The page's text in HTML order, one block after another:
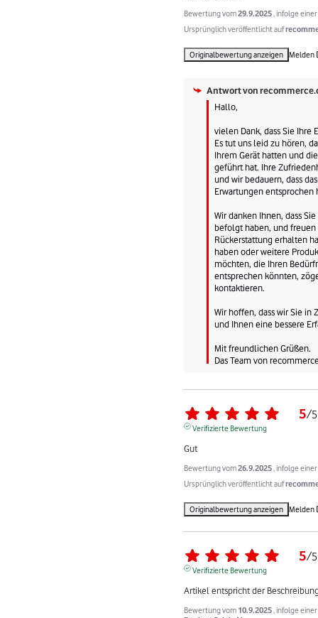
Bewertung vom29.9.2025 , infolge
Ursprünglich veröffentlicht auf
Originalbewertung anzeigen Melden
Antwort von
Hallo,
vielen Dank, dass Sie Ihre
Es tut uns leid zu hören,
Ihrem Gerät hatten und
geführt hat. Ihre
und wir bedauern, dass
Erwartungen entsprochen
Wir danken Ihnen, dass
befolgt haben, und freuen
Rückerstattung erhalten
haben oder weitere
möchten, die Ihren
entsprechen könnten,
kontaktieren.
Wir hoffen, dass wir Sie
und Ihnen eine bessere
Mit freundlichen Grüßen.
Das Team von
5/5
Verifizierte Bewertung
Gut
Bewertung vom26.9.2025 , infolge
Ursprünglich veröffentlicht auf
Originalbewertung anzeigen Melden
5/5
Verifizierte Bewertung
Artikel entspricht der
Bewertung vom 10.9.2025 , infolge